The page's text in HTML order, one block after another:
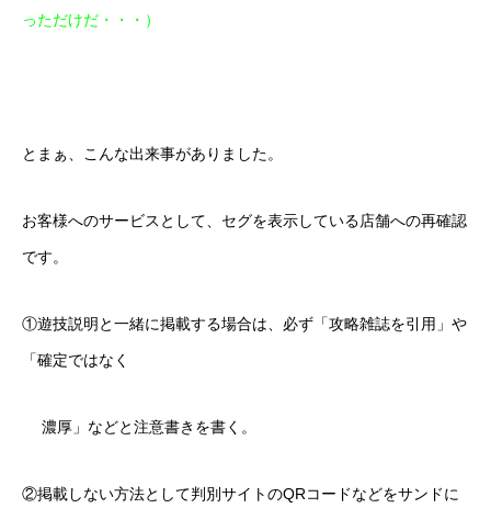
っただけだ・・・）
とまぁ、こんな出来事がありました。
お客様へのサービスとして、セグを表示している店舗への再確認
です。
①遊技説明と一緒に掲載する場合は、必ず「攻略雑誌を引用」や
「確定ではなく
濃厚」などと注意書きを書く。
②掲載しない方法として判別サイトのQRコードなどをサンドに